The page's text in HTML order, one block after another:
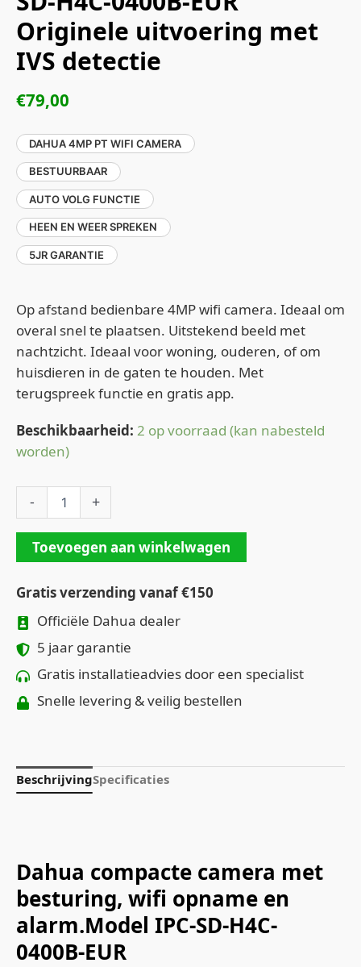
Originele uitvoering met
IVS detectie
€79,00
DAHUA 4MP PT WIFI CAMERA
BESTUURBAAR
AUTO VOLG FUNCTIE
HEEN EN WEER SPREKEN
5JR GARANTIE
Op afstand bedienbare 4MP wifi camera. Ideaal om
overal snel te plaatsen. Uitstekend beeld met
nachtzicht. Ideaal voor woning, ouderen, of om
huisdieren in de gaten te houden. Met
terugspreek functie en gratis app.
Beschikbaarheid: 2 op voorraad (kan nabesteld
worden)
- +
Toevoegen aan winkelwagen
Gratis verzending vanaf €150
Officiële Dahua dealer
5 jaar garantie
Gratis installatieadvies door een specialist
Snelle levering & veilig bestellen
BeschrijvingSpecificaties
Dahua compacte camera met
besturing, wifi opname en
alarm.Model IPC-SD-H4C-
0400B-EUR